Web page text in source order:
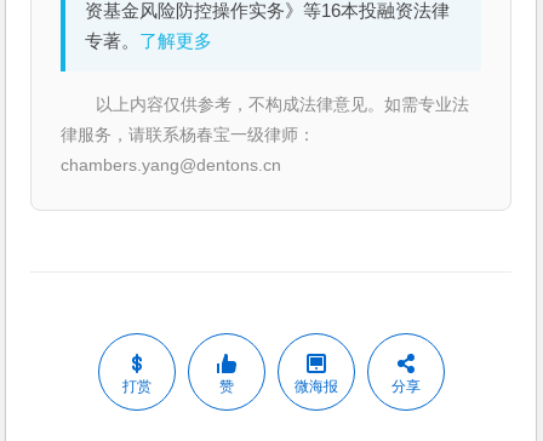
资基金风险防控操作实务》等16本投融资法律
专著。 了解更多
以上内容仅供参考，不构成法律意见。如需专业法
律服务，请联系杨春宝一级律师：
chambers.yang@dentons.cn
打赏 赞 微海报 分享